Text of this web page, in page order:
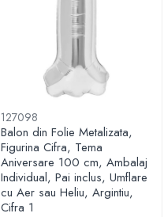
127098
Balon din Folie Metalizata,
Figurina Cifra, Tema
Aniversare 100 cm, Ambalaj
Individual, Pai inclus, Umflare
cu Aer sau Heliu, Argintiu,
Cifra 1